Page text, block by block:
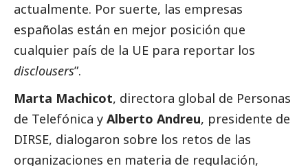
actualmente. Por suerte, las empresas
españolas están en mejor posición que
cualquier país de la UE para reportar los
disclousers”.
Marta Machicot, directora global de Personas
de Telefónica y Alberto Andreu, presidente de
DIRSE, dialogaron sobre los retos de las
organizaciones en materia de regulación,